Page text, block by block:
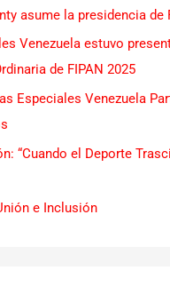
asume la presidencia de
Venezuela estuvo
de FIPAN 2025
Especiales Venezuela
“Cuando el Deporte
e Inclusión